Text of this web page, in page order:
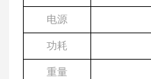
电源
功耗
重量